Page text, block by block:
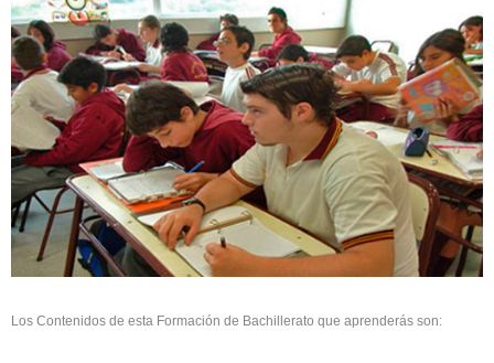
Los Contenidos de esta Formación de Bachillerato que aprenderás son: